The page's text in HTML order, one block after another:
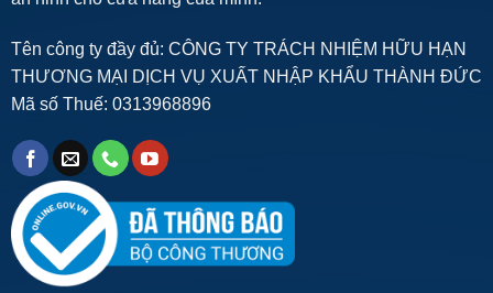
Tên công ty đầy đủ: CÔNG TY TRÁCH NHIỆM HỮU HẠN
THƯƠNG MẠI DỊCH VỤ XUẤT NHẬP KHẨU THÀNH ĐỨC
Mã số Thuế: 0313968896